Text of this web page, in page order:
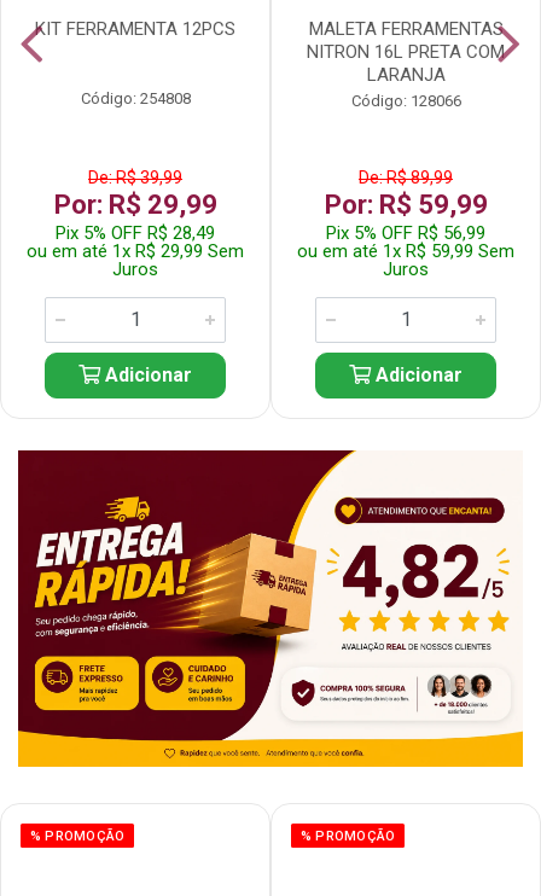
KIT FERRAMENTA 12PCS
Código: 254808
De: R$ 39,99
Por: R$ 29,99
Pix 5% OFF R$ 28,49
ou em até 1x R$ 29,99 Sem
Juros
Adicionar
MALETA FERRAMENTAS
NITRON 16L PRETA COM
LARANJA
Código: 128066
De: R$ 89,99
Por: R$ 59,99
Pix 5% OFF R$ 56,99
ou em até 1x R$ 59,99 Sem
Juros
Adicionar
% PROMOÇÃO % PROMOÇÃO